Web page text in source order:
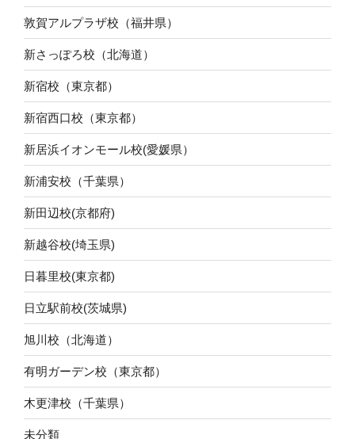
敦賀アルプラザ校（福井県）
新さっぽろ校（北海道）
新宿校（東京都）
新宿西口校（東京都）
新居浜イオンモール校(愛媛県）
新浦安校（千葉県）
新田辺校(京都府)
新越谷校(埼玉県)
日暮里校(東京都)
日立駅前校(茨城県)
旭川校（北海道）
有明ガーデン校（東京都）
木更津校（千葉県）
未分類